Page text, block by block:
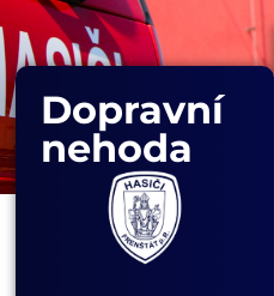
Dopravní
nehoda